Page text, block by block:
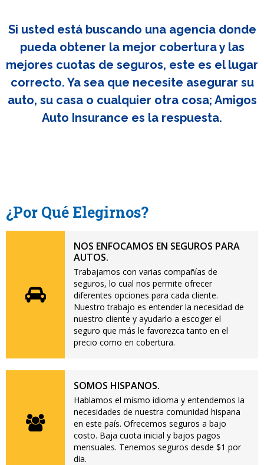
Si usted está buscando una agencia donde
pueda obtener la mejor cobertura y las
mejores cuotas de seguros, este es el lugar
correcto. Ya sea que necesite asegurar su
auto, su casa o cualquier otra cosa; Amigos
Auto Insurance es la respuesta.
¿Por Qué Elegirnos?
NOS ENFOCAMOS EN SEGUROS PARA
AUTOS.
Trabajamos con varias compañías de
seguros, lo cual nos permite ofrecer
diferentes opciones para cada cliente.
Nuestro trabajo es entender la necesidad de
nuestro cliente y ayudarlo a escoger el
seguro que más le favorezca tanto en el
precio como en cobertura.
SOMOS HISPANOS.
Hablamos el mismo idioma y entendemos la
necesidades de nuestra comunidad hispana
en este país. Ofrecemos seguros a bajo
costo. Baja cuota inicial y bajos pagos
mensuales. Tenemos seguros desde $1 por
dia.